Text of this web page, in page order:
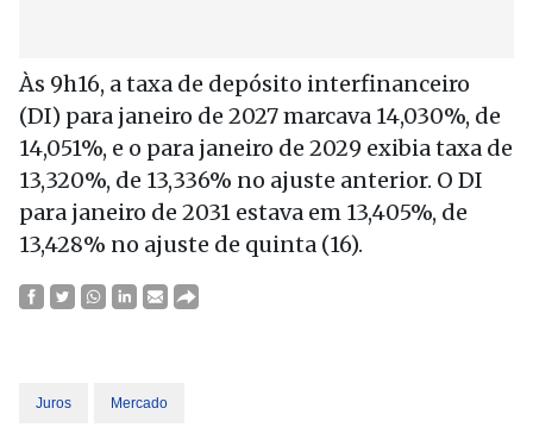
Às 9h16, a taxa de depósito interfinanceiro
(DI) para janeiro de 2027 marcava 14,030%, de
14,051%, e o para janeiro de 2029 exibia taxa de
13,320%, de 13,336% no ajuste anterior. O DI
para janeiro de 2031 estava em 13,405%, de
13,428% no ajuste de quinta (16).
Juros Mercado